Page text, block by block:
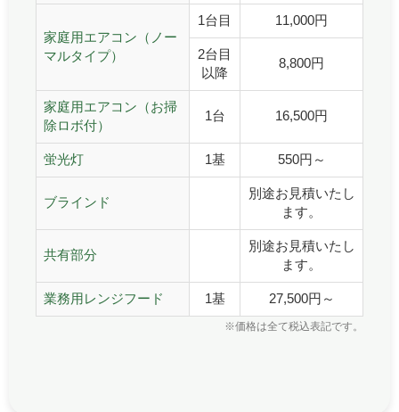
家庭用エアコン（ノー
マルタイプ）
1台目 11,000円
2台目
以降
8,800円
家庭用エアコン（お掃
除ロボ付）
1台 16,500円
蛍光灯 1基 550円～
ブラインド
別途お見積いたし
ます。
共有部分
別途お見積いたし
ます。
業務用レンジフード 1基 27,500円～
※価格は全て税込表記です。